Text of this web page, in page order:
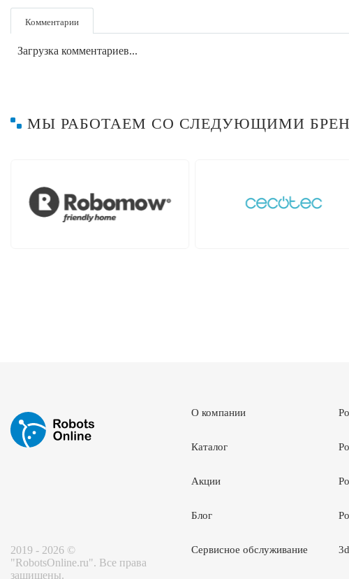
Комментарии
Загрузка комментариев...
МЫ РАБОТАЕМ СО СЛЕДУЮЩИМИ
2019 - 2026 ©
"RobotsOnline.ru". Все права
защищены.
О компании
Каталог
Акции
Блог
Сервисное обслуживание